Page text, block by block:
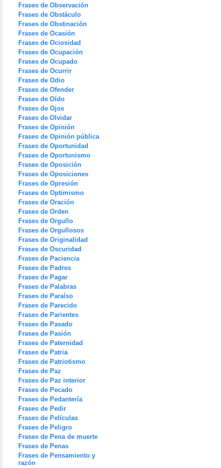
Frases de Observación
Frases de Obstáculo
Frases de Obstinación
Frases de Ocasión
Frases de Ociosidad
Frases de Ocupación
Frases de Ocupado
Frases de Ocurrir
Frases de Odio
Frases de Ofender
Frases de Oído
Frases de Ojos
Frases de Olvidar
Frases de Opinión
Frases de Opinión pública
Frases de Oportunidad
Frases de Oportunismo
Frases de Oposición
Frases de Oposiciones
Frases de Opresión
Frases de Optimismo
Frases de Oración
Frases de Orden
Frases de Orgullo
Frases de Orgullosos
Frases de Originalidad
Frases de Oscuridad
Frases de Paciencia
Frases de Padres
Frases de Pagar
Frases de Palabras
Frases de Paraíso
Frases de Parecido
Frases de Parientes
Frases de Pasado
Frases de Pasión
Frases de Paternidad
Frases de Patria
Frases de Patriotismo
Frases de Paz
Frases de Paz interior
Frases de Pecado
Frases de Pedantería
Frases de Pedir
Frases de Películas
Frases de Peligro
Frases de Pena de muerte
Frases de Penas
Frases de Pensamiento y
razón